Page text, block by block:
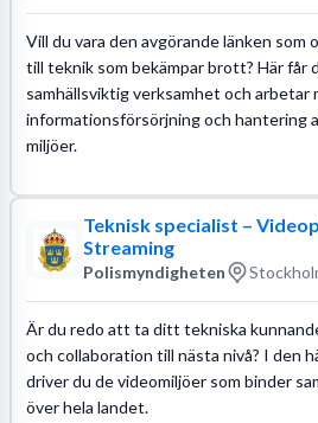
Vill du vara den avgörande länken
till teknik som bekämpar brott? Här får
samhällsviktig verksamhet och arbetar
informationsförsörjning och hantering
miljöer.
Teknisk specialist –
Streaming
Polismyndigheten
Är du redo att ta ditt tekniska
och collaboration till nästa nivå? I den
driver du de videomiljöer som binder
över hela landet.